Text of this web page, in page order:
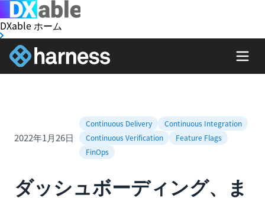
DXable ホーム
2022年1月26日
Continuous Delivery
Continuous Integration
Continuous Verification
Feature Flags
FinOps
ダッシュボーディング、ま